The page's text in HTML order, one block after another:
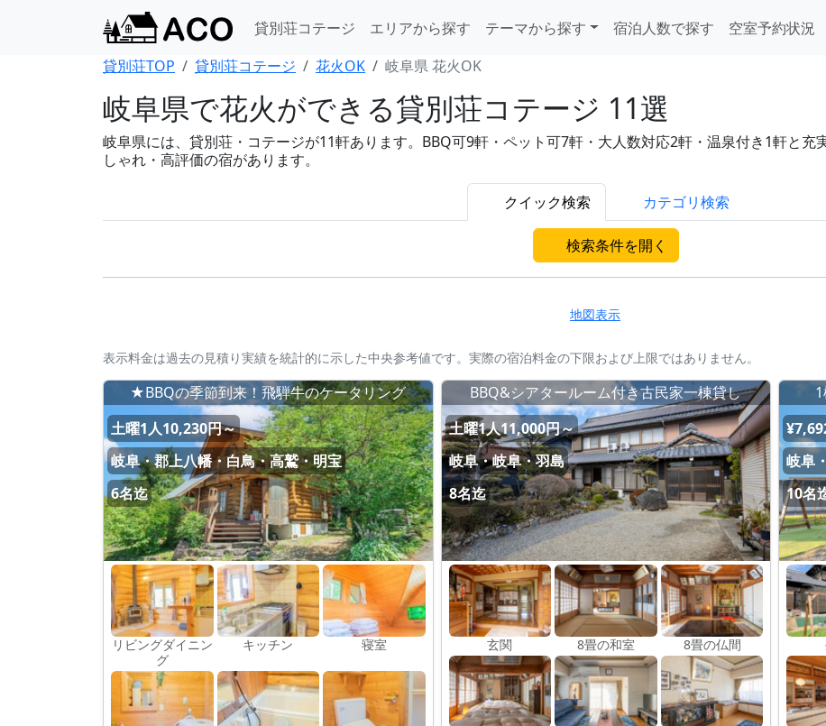
貸別荘コテージ エリアから探す テーマから探す 宿泊人数で探す 空室予約状況
貸別荘TOP
貸別荘コテージ 花火OK 岐阜県 花火OK
岐阜県で花火ができる貸別荘コテージ 11選
岐阜県には、貸別荘・コテージが11軒あります。BBQ可9軒・ペット可7軒・大人数対応2軒・温泉付き1軒と充
しゃれ・高評価の宿があります。
クイック検索 カテゴリ検索
検索条件を開く
地図表示
表示料金は過去の見積り実績を統計的に示した中央参考値です。実際の宿泊料金の下限および上限ではありません。
★BBQの季節到来！飛騨牛のケータリング
土曜1人10,230円～
岐阜・郡上八幡・白鳥・高鷲・明宝
6名迄
リビングダイニン
グ
キッチン 寝室
BBQ&シアタールーム付き古民家一棟貸し
土曜1人11,000円～
岐阜・岐阜・羽島
8名迄
玄関 8畳の和室 8畳の仏間
岐阜
10名